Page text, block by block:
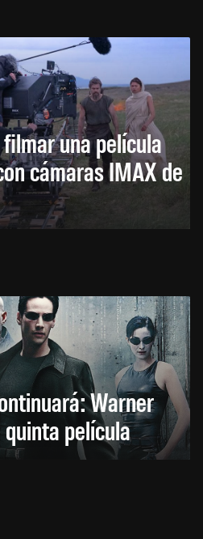
una película
cámaras IMAX de
Warner
película